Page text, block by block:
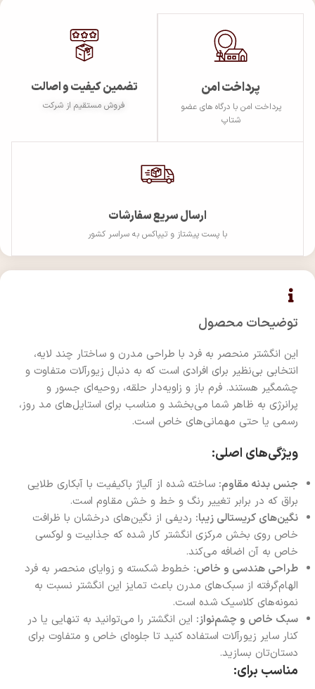
پرداخت امن
پرداخت امن با درگاه های عضو
شتاپ
تضمین کیفیت و اصالت
فروش مستقیم از شرکت
ارسال سریع سفارشات
با پست پیشتاز و تیپاکس به سراسر کشور
توضیحات محصول
این انگشتر منحصر به فرد با طراحی مدرن و ساختار چند لایه،
انتخابی بی‌نظیر برای افرادی است که به دنبال زیورآلات متفاوت و
چشمگیر هستند. فرم باز و زاویه‌دار حلقه، روحیه‌ای جسور و
پرانرژی به ظاهر شما می‌بخشد و مناسب برای استایل‌های مد روز،
رسمی یا حتی مهمانی‌های خاص است.
ویژگی‌های اصلی:
جنس بدنه مقاوم: ساخته شده از آلیاژ باکیفیت با آبکاری طلایی
براق که در برابر تغییر رنگ و خط و خش مقاوم است.
نگین‌های کریستالی زیبا: ردیفی از نگین‌های درخشان با ظرافت
خاص روی بخش مرکزی انگشتر کار شده که جذابیت و لوکسی
خاص به آن اضافه می‌کند.
طراحی هندسی و خاص: خطوط شکسته و زوایای منحصر به فرد
الهام‌گرفته از سبک‌های مدرن باعث تمایز این انگشتر نسبت به
نمونه‌های کلاسیک شده است.
سبک خاص و چشم‌نواز: این انگشتر را می‌توانید به تنهایی یا در
کنار سایر زیورآلات استفاده کنید تا جلوه‌ای خاص و متفاوت برای
دستان‌تان بسازید.
مناسب برای: